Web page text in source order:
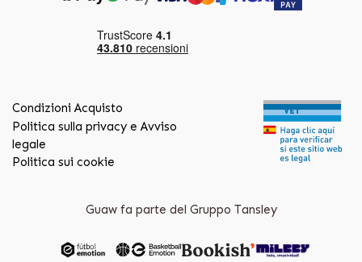
Condizioni Acquisto
Politica sulla privacy e Avviso
legale
Politica sui cookie
Guaw fa parte del Gruppo Tansley